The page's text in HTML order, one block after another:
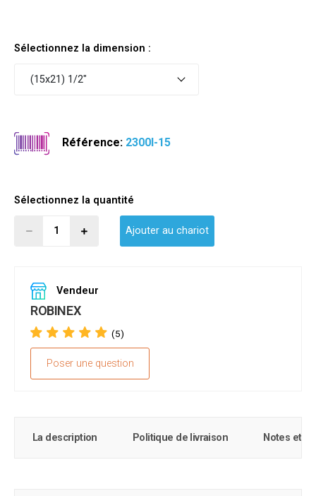
Sélectionnez la dimension :
(15x21) 1/2"
Référence: 2300I-15
Sélectionnez la quantité
Ajouter au chariot
Vendeur
ROBINEX
(5)
Poser une question
La description Politique de livraison Notes et